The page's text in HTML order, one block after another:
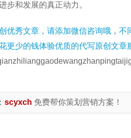
步和发展的真正动力。
优秀文章，请添加微信咨询哦，
更少的钱体验优质的代写原创文章
scyxch 免费帮你策划营销方案！